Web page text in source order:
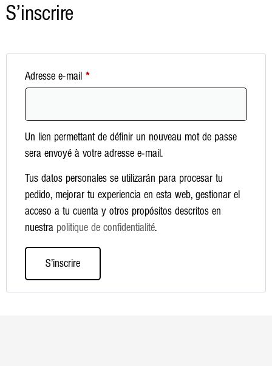
S’inscrire
Adresse e-mail *
Un lien permettant de définir un nouveau mot de passe
sera envoyé à votre adresse e-mail.
Tus datos personales se utilizarán para procesar tu
pedido, mejorar tu experiencia en esta web, gestionar el
acceso a tu cuenta y otros propósitos descritos en
nuestra politique de confidentialité.
S’inscrire